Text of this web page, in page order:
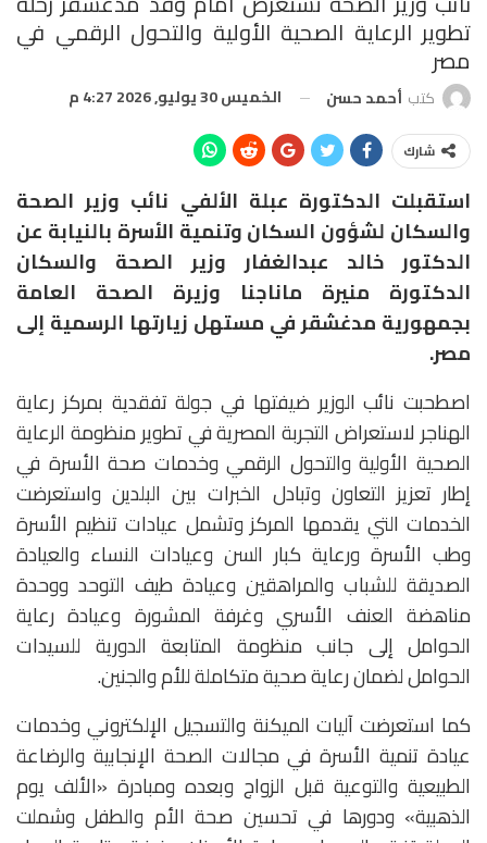
تطوير الرعاية الصحية الأولية والتحول الرقمي في
مصر
كتب أحمد حسن الخميس 30 يوليو, 2026 4:27 م
شارك
استقبلت الدكتورة عبلة الألفي نائب وزير الصحة
والسكان لشؤون السكان وتنمية الأسرة بالنيابة عن
الدكتور خالد عبدالغفار وزير الصحة والسكان
الدكتورة منيرة ماناجنا وزيرة الصحة العامة
بجمهورية مدغشقر في مستهل زيارتها الرسمية إلى
مصر.
اصطحبت نائب الوزير ضيفتها في جولة تفقدية بمركز رعاية
الهناجر لاستعراض التجربة المصرية في تطوير منظومة الرعاية
الصحية الأولية والتحول الرقمي وخدمات صحة الأسرة في
إطار تعزيز التعاون وتبادل الخبرات بين البلدين واستعرضت
الخدمات التي يقدمها المركز وتشمل عيادات تنظيم الأسرة
وطب الأسرة ورعاية كبار السن وعيادات النساء والعيادة
الصديقة للشباب والمراهقين وعيادة طيف التوحد ووحدة
مناهضة العنف الأسري وغرفة المشورة وعيادة رعاية
الحوامل إلى جانب منظومة المتابعة الدورية للسيدات
الحوامل لضمان رعاية صحية متكاملة للأم والجنين.
كما استعرضت آليات الميكنة والتسجيل الإلكتروني وخدمات
عيادة تنمية الأسرة في مجالات الصحة الإنجابية والرضاعة
الطبيعية والتوعية قبل الزواج وبعده ومبادرة «الألف يوم
الذهبية» ودورها في تحسين صحة الأم والطفل وشملت